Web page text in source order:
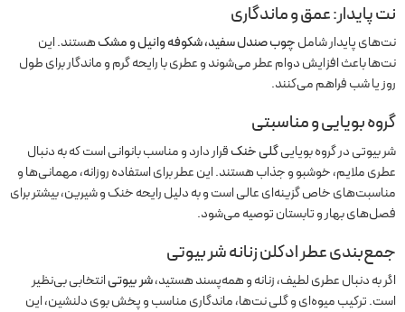
نت پایدار: عمق و ماندگاری
نت‌های پایدار شاملچوب صندل سفید، شکوفه وانیل و مشکهستند. این
نت‌ها باعث افزایش دوام عطر می‌شوند و عطری با رایحه گرم و ماندگار برای طول
روز یا شب فراهم می‌کنند.
گروه بویایی و مناسبتی
شر بیوتی در گروه بویاییگلی خنکقرار دارد و مناسب بانوانی است که به دنبال
عطری ملایم، خوشبو و جذاب هستند. این عطر برای استفاده روزانه، مهمانی‌ها و
مناسبت‌های خاص گزینه‌ای عالی است و به دلیل رایحه خنک و شیرین، بیشتر برای
فصل‌های بهار و تابستان توصیه می‌شود.
جمع‌بندی عطر ادکلن زنانه شر بیوتی
اگر به دنبال عطری لطیف، زنانه و همه‌پسند هستید،شر بیوتیانتخابی بی‌نظیر
است. ترکیب میوه‌ای و گلی نت‌ها، ماندگاری مناسب و پخش بوی دلنشین، این